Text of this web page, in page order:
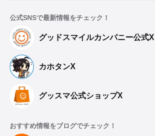
公式SNSで最新情報をチェック！
グッドスマイルカンパニー公式X
カホタンX
グッスマ公式ショップX
おすすめ情報をブログでチェック！